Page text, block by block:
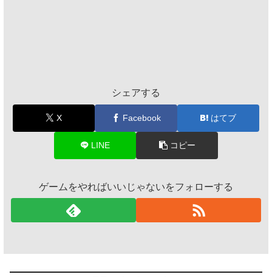
シェアする
X Facebook はてブ
LINE コピー
ゲームをやればいいじゃないをフォローする